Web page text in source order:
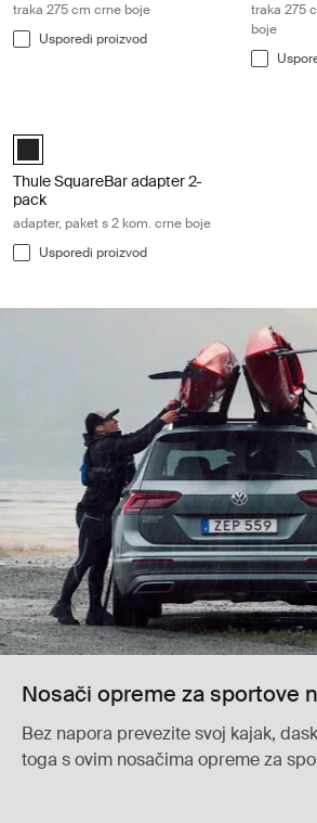
traka 275 cm crne boje
Usporedi proizvod
traka 275
boje
Black (selected)
Thule SquareBar adapter 2-
pack
adapter, paket s 2 kom. crne boje
Usporedi proizvod
Nosači opreme za sportove
Bez napora prevezite svoj kajak,
toga s ovim nosačima opreme za